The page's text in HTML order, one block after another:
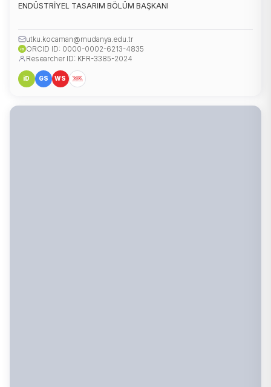
ENDÜSTRİYEL TASARIM BÖLÜM BAŞKANI
utku.kocaman@mudanya.edu.tr
iD ORCID ID: 0000-0002-6213-4835
Researcher ID: KFR-3385-2024
iD GS WS